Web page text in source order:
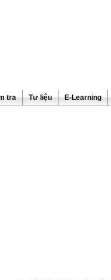
tra Tư liệu E-Learning